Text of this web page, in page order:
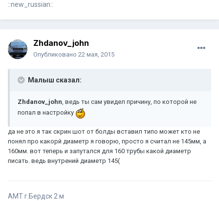
::new_russian::
Zhdanov_john
Опубликовано 22 мая, 2015
Малыш сказал:
Zhdanov_john, ведь ты сам увидел причину, по которой не
попал в настройку
да не это я так скрин шот от болды вставил типо может кто не
понял про какорй диаметр я говорю, просто я считал не 145мм, а
160мм. вот теперь и запутался для 160 трубы какой диаметр
писать. ведь внутрений диаметр 145(
AMT г.Бердск 2 м